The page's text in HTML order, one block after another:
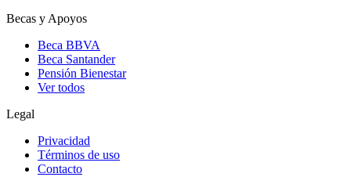
Becas y Apoyos
Beca BBVA
Beca Santander
Pensión Bienestar
Ver todos
Legal
Privacidad
Términos de uso
Contacto